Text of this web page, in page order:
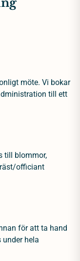
möte. Vi bokar
till ett
till blommor,
officiant
för att ta hand
hela